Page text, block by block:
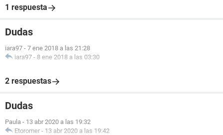
1 respuesta
Dudas
iara97 - 7 ene 2018 a las 21:28
iara97 - 8 ene 2018 a las 03:30
2 respuestas
Dudas
Paula - 13 abr 2020 a las 19:32
Etoromer - 13 abr 2020 a las 19:42